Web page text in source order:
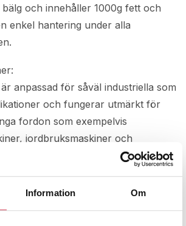
Information Om
och innehåller 1000g fett och
enkel hantering under alla
anpassad för såväl industriella som
och fungerar utmärkt för
fordon som exempelvis
jordbruksmaskiner och
1000 LG EP2 rekommenderas till
som hjullager, kardanknutar och